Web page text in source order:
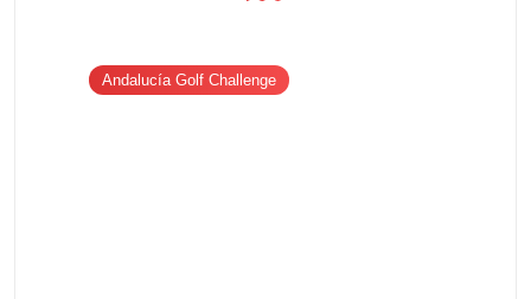
Andalucía Golf Challenge